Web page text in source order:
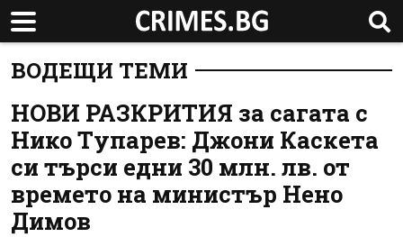
ВОДЕЩИ ТЕМИ
НОВИ РАЗКРИТИЯ за сагата с
Нико Тупарев: Джони Каскета
си търси едни 30 млн. лв. от
времето на министър Нено
Димов